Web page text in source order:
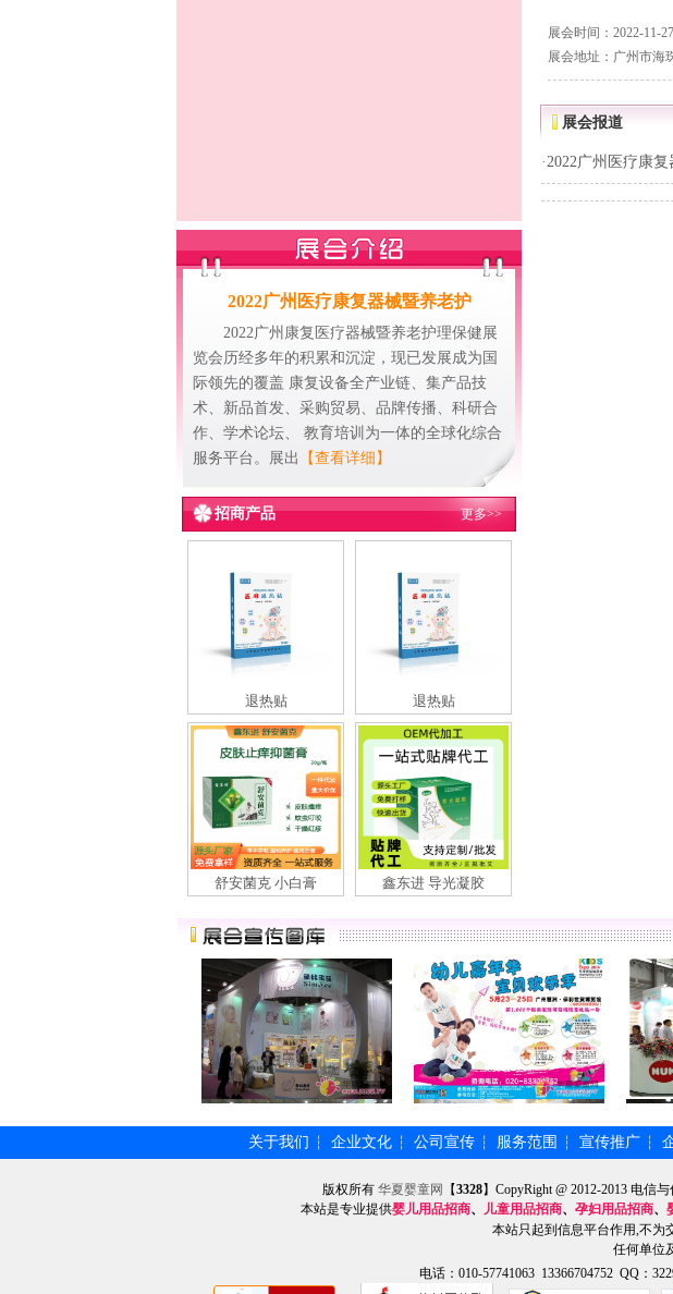
2022广州医疗康复器械暨养老护
2022广州康复医疗器械暨养老护理保健展
览会历经多年的积累和沉淀，现已发展成为国
际领先的覆盖 康复设备全产业链、集产品技
术、新品首发、采购贸易、品牌传播、科研合
作、学术论坛、 教育培训为一体的全球化综合
服务平台。展出
【查看详细】
招商产品 更多>>
退热贴 退热贴
舒安菌克 小白膏 鑫东进 导光凝胶
展会时间：2022-11-
展会地址：广州市海
展会报道
·2022广州医疗康
关于我们 ┆ 企业文化 ┆ 公司宣传 ┆ 服务范围 ┆ 宣传推广 ┆
版权所有 华夏婴童网 【3328】CopyRight @ 2012-2013 电信
本站是专业提供婴儿用品招商、 儿童用品招商、 孕妇用品招商、
本站只起到信息平台作用,不为
任何单位
电话：010-57741063 13366704752 QQ：